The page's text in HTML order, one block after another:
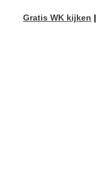
Gratis WK kijken |